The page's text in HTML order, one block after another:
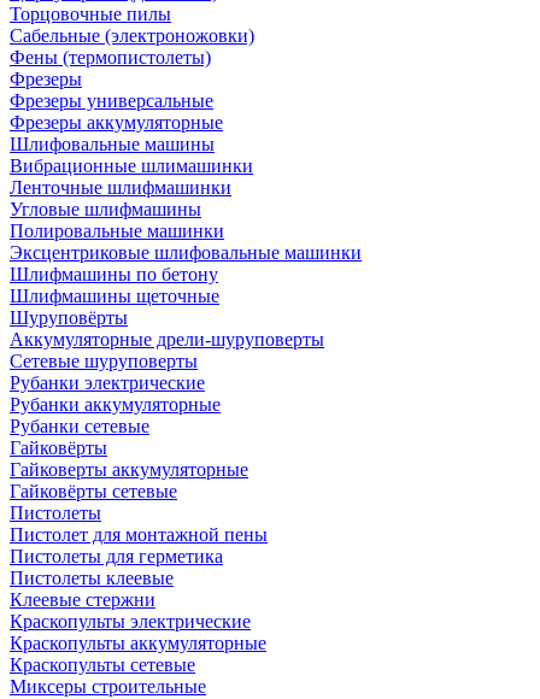
Торцовочные пилы
Сабельные (электроножовки)
Фены (термопистолеты)
Фрезеры
Фрезеры универсальные
Фрезеры аккумуляторные
Шлифовальные машины
Вибрационные шлимашинки
Ленточные шлифмашинки
Угловые шлифмашины
Полировальные машинки
Эксцентриковые шлифовальные машинки
Шлифмашины по бетону
Шлифмашины щеточные
Шуруповёрты
Аккумуляторные дрели-шуруповерты
Сетевые шуруповерты
Рубанки электрические
Рубанки аккумуляторные
Рубанки сетевые
Гайковёрты
Гайковерты аккумуляторные
Гайковёрты сетевые
Пистолеты
Пистолет для монтажной пены
Пистолеты для герметика
Пистолеты клеевые
Клеевые стержни
Краскопульты электрические
Краскопульты аккумуляторные
Краскопульты сетевые
Миксеры строительные